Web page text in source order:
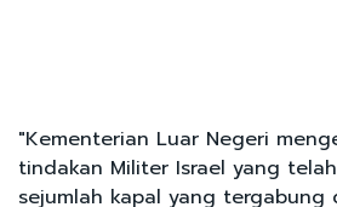
"Kementerian Luar Negeri
tindakan Militer Israel yang
sejumlah kapal yang tergabung